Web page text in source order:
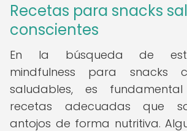
Recetas para snacks
conscientes
En la búsqueda de
mindfulness para snacks
saludables, es
recetas adecuadas que
antojos de forma nutritiva.